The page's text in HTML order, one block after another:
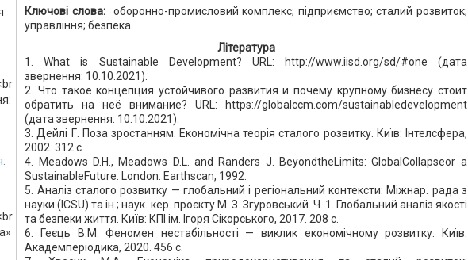
Ключові слова:
оборонно-промисловий комплекс; підприємство; сталий розвиток;
управління; безпека.
Література
1. What is Sustainable Development? URL: http://www.iisd.org/sd/#one (дата
звернення: 10.10.2021).
2. Что такое концепция устойчивого развития и почему крупному бизнесу стоит
обратить на неё внимание? URL: https://globalccm.com/sustainabledevelopment
(дата звернення: 10.10.2021).
3. Дейлі Г. Поза зростанням. Економічна теорія сталого розвитку. Київ: Інтелсфера,
2002. 312 с.
4. Meadows D.H., Meadows D.L. and Randers J. BeyondtheLimits: GlobalCollapseor a
SustainableFuture. London: Earthscan, 1992.
5. Аналіз сталого розвитку — глобальний і регіональний контексти: Міжнар. рада з
науки (ICSU) та ін.; наук. кер. проєкту М. З. Згуровський. Ч. 1. Глобальний аналіз якості
та безпеки життя. Київ: КПІ ім. Ігоря Сікорського, 2017. 208 с.
6. Геєць В.М. Феномен нестабільності — виклик економічному розвитку. Київ:
Академперіодика, 2020. 456 с.